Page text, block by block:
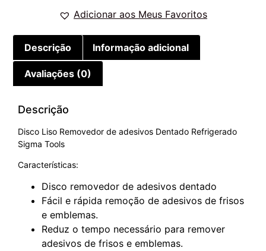
Adicionar aos Meus Favoritos
Descrição Informação adicional
Avaliações (0)
Descrição
Disco Liso Removedor de adesivos Dentado Refrigerado
Sigma Tools
Características:
Disco removedor de adesivos dentado
Fácil e rápida remoção de adesivos de frisos
e emblemas.
Reduz o tempo necessário para remover
adesivos de frisos e emblemas.